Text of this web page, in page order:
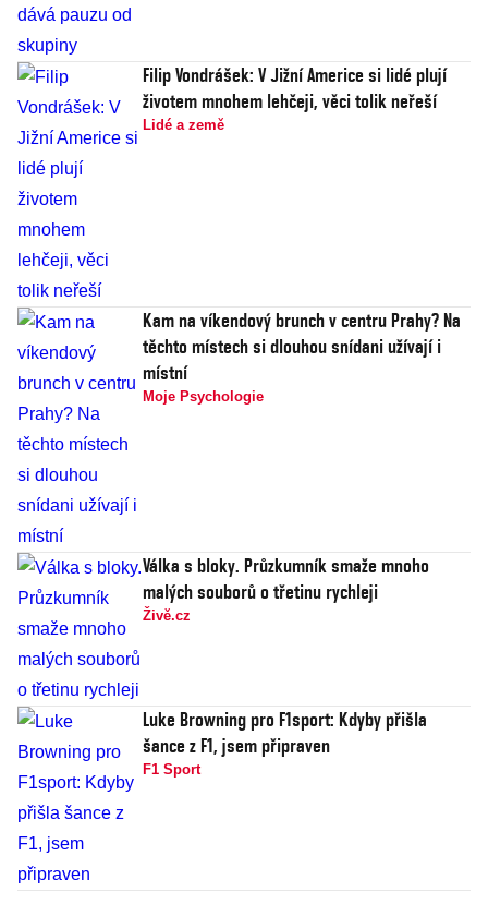
Filip Vondrášek: V Jižní Americe si lidé plují
životem mnohem lehčeji, věci tolik neřeší
Lidé a země
Kam na víkendový brunch v centru Prahy? Na
těchto místech si dlouhou snídani užívají i
místní
Moje Psychologie
Válka s bloky. Průzkumník smaže mnoho
malých souborů o třetinu rychleji
Živě.cz
Luke Browning pro F1sport: Kdyby přišla
šance z F1, jsem připraven
F1 Sport